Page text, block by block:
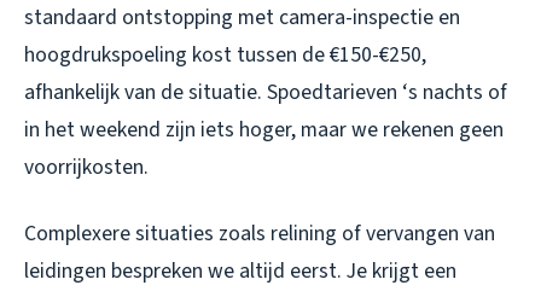
standaard ontstopping met camera-inspectie en
hoogdrukspoeling kost tussen de €150-€250,
afhankelijk van de situatie. Spoedtarieven ‘s nachts of
in het weekend zijn iets hoger, maar we rekenen geen
voorrijkosten.
Complexere situaties zoals relining of vervangen van
leidingen bespreken we altijd eerst. Je krijgt een